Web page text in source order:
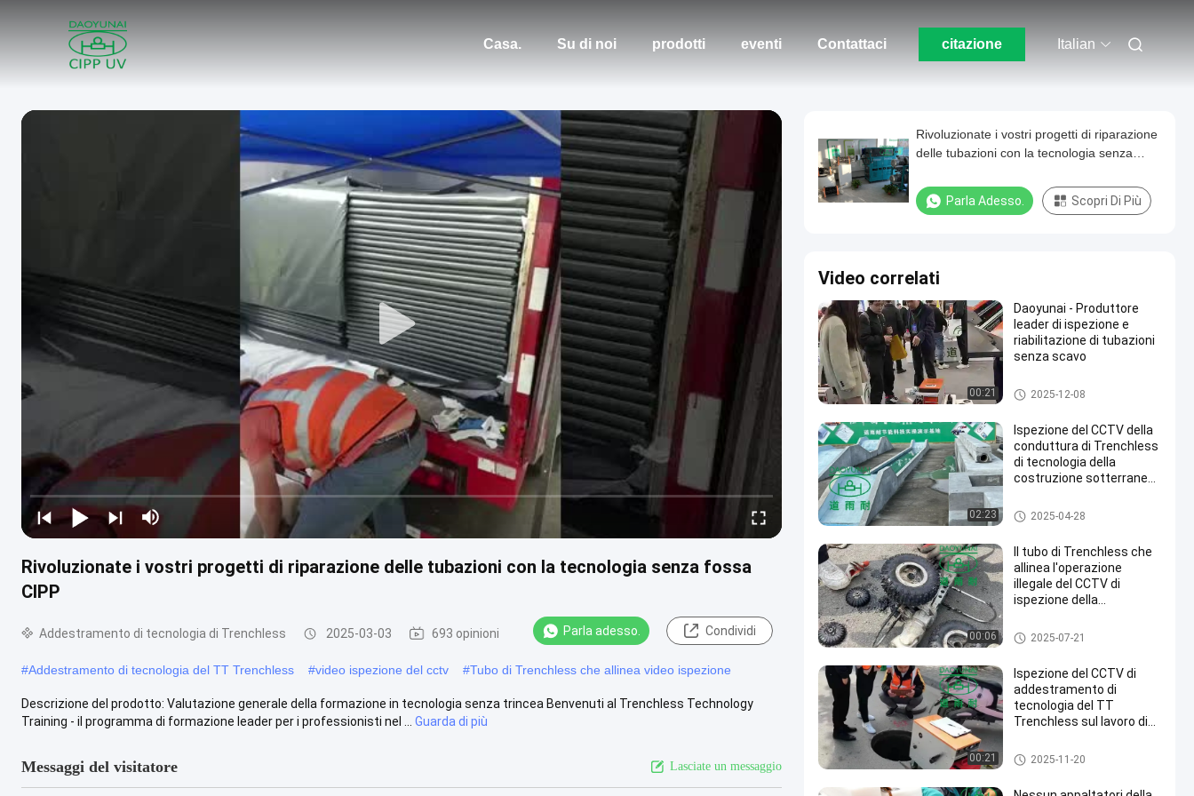
Casa. Su di noi prodotti eventi Contattaci citazione Italian
Rivoluzionate i vostri progetti di riparazione delle tubazioni con la tecnologia senza fossa
CIPP
Addestramento di tecnologia di Trenchless 2025-03-03 693 opinioni Parla adesso. Condividi
#Addestramento di tecnologia del TT Trenchless #video ispezione del cctv #Tubo di Trenchless che allinea video ispezione
Descrizione del prodotto: Valutazione generale della formazione in tecnologia senza trincea Benvenuti al Trenchless Technology
Training - il programma di formazione leader per i professionisti nel ...
Guarda di più
Messaggi del visitatore Lasciate un messaggio
Rivoluzionate i vostri progetti di riparazione
delle tubazioni con la tecnologia senza
Parla Adesso. Scopri Di Più
Video correlati
00:21
Daoyunai - Produttore
leader di ispezione e
riabilitazione di tubazioni
senza scavo
Addestramento di tecnologia
di Trenchless
2025-12-08
02:23
Ispezione del CCTV della
conduttura di Trenchless
di tecnologia della
costruzione sotterranea
Addestramento di tecnologia
di Trenchless
2025-04-28
00:06
Il tubo di Trenchless che
allinea l'operazione
illegale del CCTV di
ispezione della
formativo non ha
conceduto
Addestramento di tecnologia
di Trenchless
2025-07-21
00:21
Ispezione del CCTV di
addestramento di
tecnologia del TT
Trenchless sul lavoro di
fogna
Addestramento di tecnologia
di Trenchless
2025-11-20